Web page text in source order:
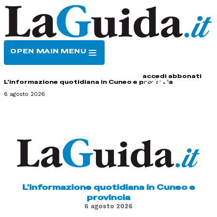
OPEN MAIN MENU
accedi abbonati
L'informazione quotidiana in Cuneo e provincia
6 agosto 2026
L'informazione quotidiana in Cuneo e
provincia
6 agosto 2026